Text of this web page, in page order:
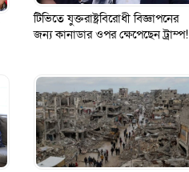
টিভিতে যুক্তরাষ্ট্রবিরোধী বিজ্ঞাপনের
জন্য কানাডার ওপর ক্ষেপেছেন ট্রাম্প!